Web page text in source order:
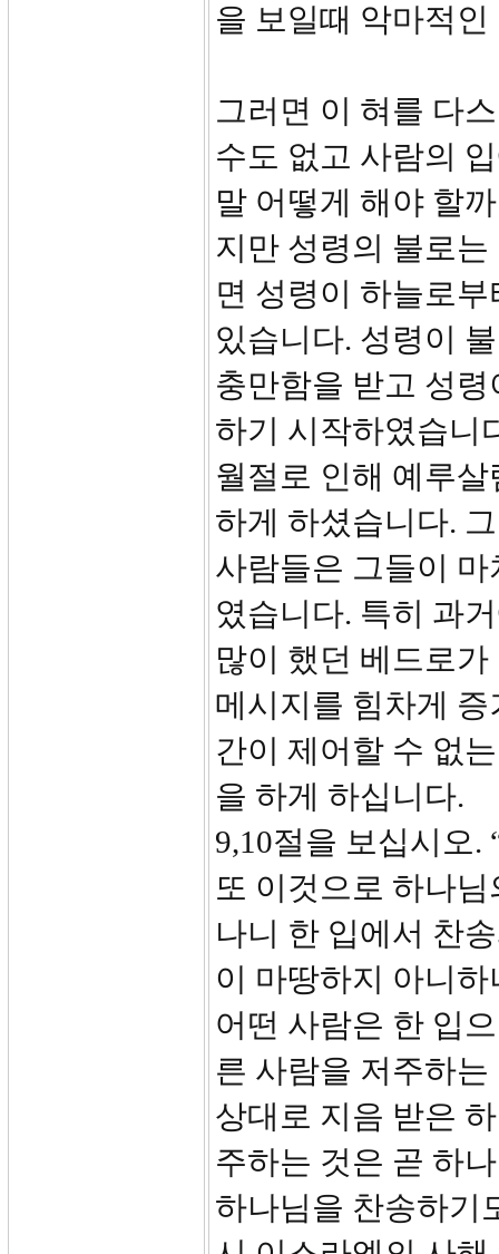
을 보일때 악마적
그러면 이 혀를 다
수도 없고 사람의
말 어떻게 해야 할
지만 성령의 불로
면 성령이 하늘로
있습니다. 성령이
충만함을 받고 성
하기 시작하였습니
월절로 인해 예루
하게 하셨습니다.
사람들은 그들이
였습니다. 특히 과
많이 했던 베드로
메시지를 힘차게
간이 제어할 수 없
을 하게 하십니다.
9,10절을 보십시오.
또 이것으로 하나
나니 한 입에서 찬
이 마땅하지 아니하
어떤 사람은 한 입
른 사람을 저주하
상대로 지음 받은
주하는 것은 곧 하
하나님을 찬송하기